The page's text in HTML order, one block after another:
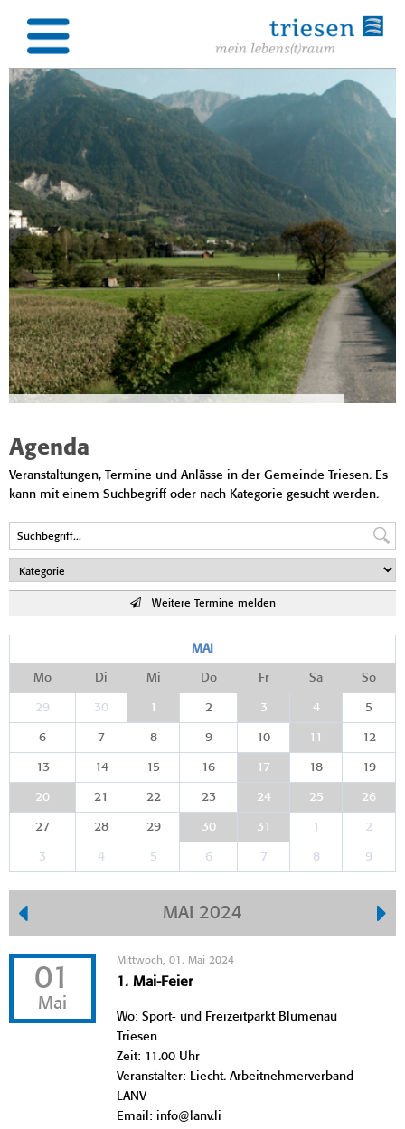
Agenda
Veranstaltungen, Termine und Anlässe in der Gemeinde Triesen. Es
kann mit einem Suchbegriff oder nach Kategorie gesucht werden.
Weitere Termine melden
MAI
Mo Di Mi Do Fr Sa So
29 30 1 2 3 4 5
6 7 8 9 10 11 12
13 14 15 16 17 18 19
20 21 22 23 24 25 26
27 28 29 30 31 1 2
3 4 5 6 7 8 9
MAI 2024
01
Mai
Mittwoch, 01. Mai 2024
1. Mai-Feier
Wo: Sport- und Freizeitparkt Blumenau
Triesen
Zeit: 11.00 Uhr
Veranstalter: Liecht. Arbeitnehmerverband
LANV
Email: info@lanv.li